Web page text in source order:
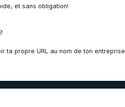
et sans obligation!
ta propre URL au nom de ton entreprise